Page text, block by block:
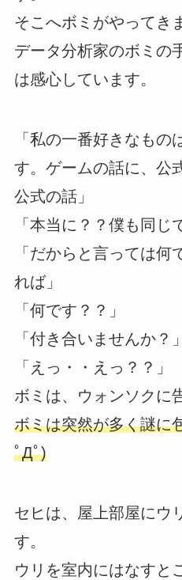
そこへボミがやってき
データ分析家のボミの
は感心しています。
「私の一番好きなも
す。ゲームの話に、公
公式の話」
「本当に？？僕も同じ
「だからと言っては
れば」
「何です？？」
「付き合いませんか？」
「えっ・・えっ？？」
ボミは、ウォンソクに
ボミは突然が多く謎に
ﾟДﾟ)
セヒは、屋上部屋にウ
す。
ウリを室内にはなすと